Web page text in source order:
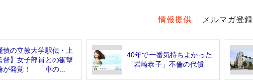
情報提供 メルマガ登録
慎の立教大学駅伝・上
督】女子部員との衝撃
が発覚！ 「車の...
40年で一番気持ちよかった
「岩崎恭子」不倫の代償